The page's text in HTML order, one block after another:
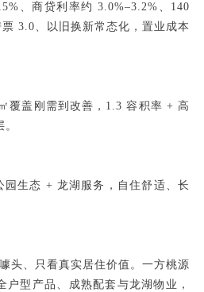
、商贷利率约 3.0%–3.2%、140
3.0、以旧换新常态化，置业成本
覆盖刚需到改善，1.3 容积率 + 高
生态 + 龙湖服务，自住舒适、长
头、只看真实居住价值。一方桃源
户型产品、成熟配套与龙湖物业，